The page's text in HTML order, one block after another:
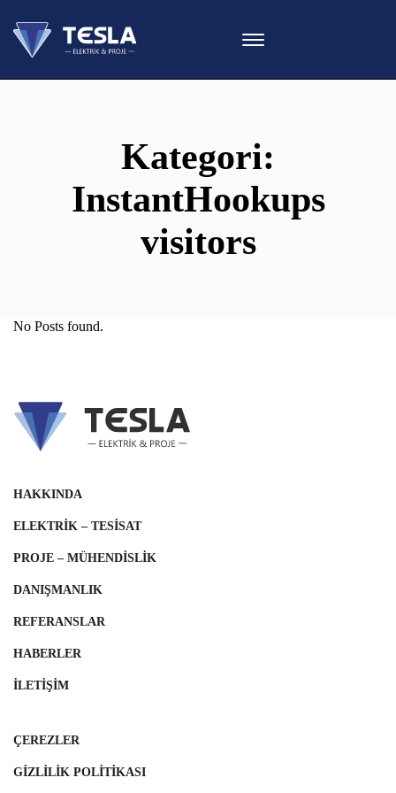
Kategori:
InstantHookups
visitors
No Posts found.
HAKKINDA
ELEKTRIK – TESISAT
PROJE – MÜHENDISLIK
DANIŞMANLIK
REFERANSLAR
HABERLER
İLETIŞIM
ÇEREZLER
GIZLILIK POLITIKASI